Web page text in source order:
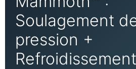
Soulagement
pression +
Refroidissement